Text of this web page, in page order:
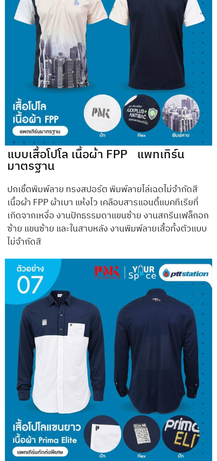
แบบเสื้อโปโล เนื้อผ้า FPP แพทเทิร์น
มาตรฐาน
ปกเชิ้ตพิมพ์ลาย ทรงสปอร์ต พิมพ์ลายไล่เฉดไม่จำกัดสี
เนื้อผ้า FPP ผ้าเบา แห้งไว เคลือบสารแอนตี้แบคทีเรียที่
เกิดจากเหงื่อ งานปักธรรมดาแขนซ้าย งานสกรีนเฟล็กอก
ซ้าย แขนซ้าย และในสาบหลัง งานพิมพ์ลายเสื้อทั้งตัวแบบ
ไม่จำกัดสี